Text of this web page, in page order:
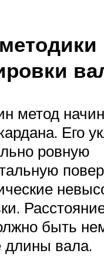
метод
Его
ровную
быть
вала.